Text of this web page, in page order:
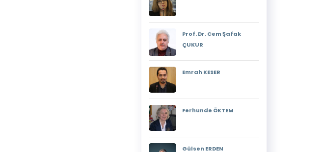
Prof. Dr. Cem Şafak
ÇUKUR
Emrah KESER
Ferhunde ÖKTEM
Gülsen ERDEN